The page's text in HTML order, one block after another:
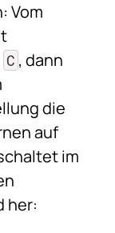
Vom
C , dann
die
auf
im
her: